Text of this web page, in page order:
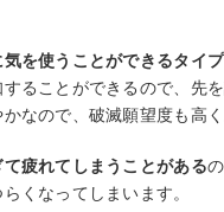
気を使うことができるタイプ
ることができるので、先
なので、破滅願望度も高く
疲れてしまうことがある
くなってしまいます。